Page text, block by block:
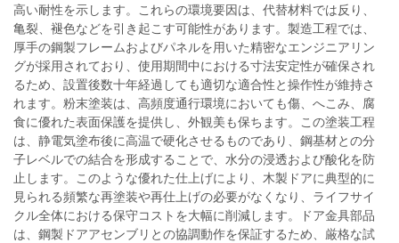
高い耐性を示します。これらの環境要因は、代替材料では反り、
亀裂、褪色などを引き起こす可能性があります。製造工程では、
厚手の鋼製フレームおよびパネルを用いた精密なエンジニアリン
グが採用されており、使用期間中における寸法安定性が確保され
るため、設置後数十年経過しても適切な適合性と操作性が維持さ
れます。粉末塗装は、高頻度通行環境においても傷、へこみ、腐
食に優れた表面保護を提供し、外観美も保ちます。この塗装工程
は、静電気塗布後に高温で硬化させるものであり、鋼基材との分
子レベルでの結合を形成することで、水分の浸透および酸化を防
止します。このような優れた仕上げにより、木製ドアに典型的に
見られる頻繁な再塗装や再仕上げの必要がなくなり、ライフサイ
クル全体における保守コストを大幅に削減します。ドア金具部品
は、鋼製ドアアセンブリとの協調動作を保証するため、厳格な試